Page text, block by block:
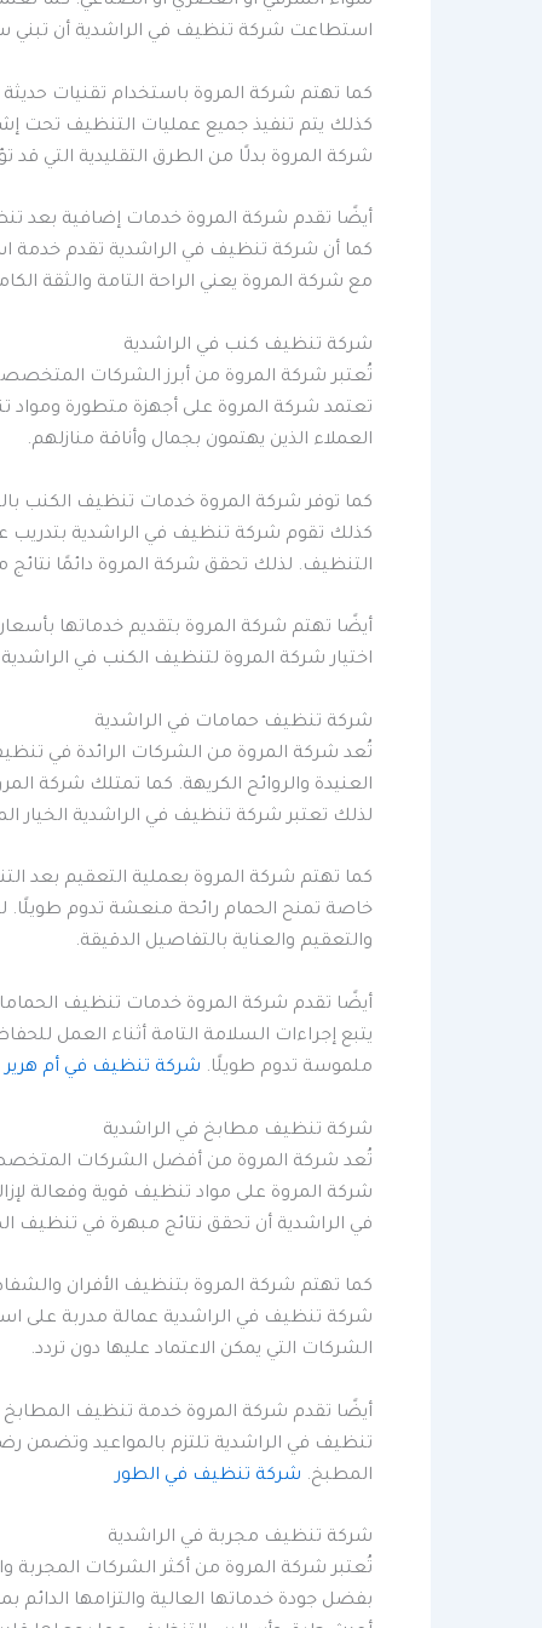
استطاعت شركة تنظيف في الراشدية أن
كما تهتم شركة المروة باستخدام تقنيات
كذلك يتم تنفيذ جميع عمليات التنظيف تحت
شركة المروة بدلًا من الطرق التقليدية التي قد
أيضًا تقدم شركة المروة خدمات إضافية بعد
كما أن شركة تنظيف في الراشدية تقدم خدمة
مع شركة المروة يعني الراحة التامة والثقة
شركة تنظيف كنب في الراشدية
تُعتبر شركة المروة من أبرز الشركات
تعتمد شركة المروة على أجهزة متطورة ومواد
العملاء الذين يهتمون بجمال وأناقة منازلهم.
كما توفر شركة المروة خدمات تنظيف الكنب
كذلك تقوم شركة تنظيف في الراشدية بتدريب
التنظيف. لذلك تحقق شركة المروة دائمًا نتائج
أيضًا تهتم شركة المروة بتقديم خدماتها
اختيار شركة المروة لتنظيف الكنب في
شركة تنظيف حمامات في الراشدية
تُعد شركة المروة من الشركات الرائدة في
العنيدة والروائح الكريهة. كما تمتلك شركة
لذلك تعتبر شركة تنظيف في الراشدية الخيار
كما تهتم شركة المروة بعملية التعقيم بعد
خاصة تمنح الحمام رائحة منعشة تدوم طويلًا.
والتعقيم والعناية بالتفاصيل الدقيقة.
أيضًا تقدم شركة المروة خدمات تنظيف
يتبع إجراءات السلامة التامة أثناء العمل
ملموسة تدوم طويلًا. شركة تنظيف في أم هرير
شركة تنظيف مطابخ في الراشدية
تُعد شركة المروة من أفضل الشركات
شركة المروة على مواد تنظيف قوية وفعالة
في الراشدية أن تحقق نتائج مبهرة في تنظيف
كما تهتم شركة المروة بتنظيف الأفران
شركة تنظيف في الراشدية عمالة مدربة على
الشركات التي يمكن الاعتماد عليها دون تردد.
أيضًا تقدم شركة المروة خدمة تنظيف المطابخ
المطبخ. شركة تنظيف في الطور
شركة تنظيف مجربة في الراشدية
تُعتبر شركة المروة من أكثر الشركات
بفضل جودة خدماتها العالية والتزامها الدائم